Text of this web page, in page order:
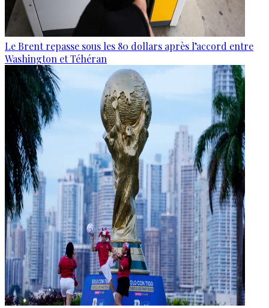
Le Brent repasse sous les 80 dollars après l’accord entre
Washington et Téhéran